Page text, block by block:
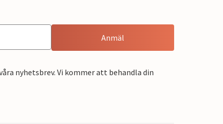
Anmäl
nyhetsbrev. Vi kommer att behandla din